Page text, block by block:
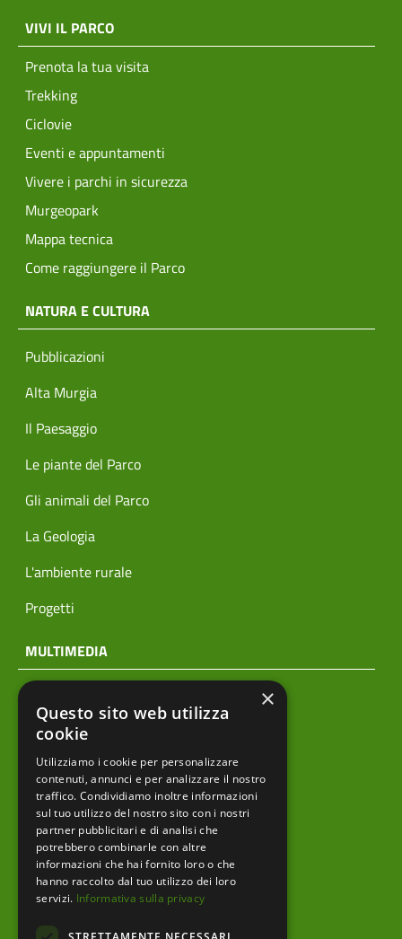
menu top footer
VIVI IL PARCO
Prenota la tua visita
Trekking
Ciclovie
Eventi e appuntamenti
Vivere i parchi in sicurezza
Murgeopark
Mappa tecnica
Come raggiungere il Parco
NATURA E CULTURA
Pubblicazioni
Alta Murgia
Il Paesaggio
Le piante del Parco
Gli animali del Parco
La Geologia
L'ambiente rurale
Progetti
MULTIMEDIA
Archivio news
Prodotti editoriali
menu footer
Ente
Amministrazione trasparente
×
Questo sito web utilizza
cookie
Utilizziamo i cookie per personalizzare
contenuti, annunci e per analizzare il nostro
traffico. Condividiamo inoltre informazioni
sul tuo utilizzo del nostro sito con i nostri
partner pubblicitari e di analisi che
potrebbero combinarle con altre
informazioni che hai fornito loro o che
hanno raccolto dal tuo utilizzo dei loro
servizi. Informativa sulla privacy